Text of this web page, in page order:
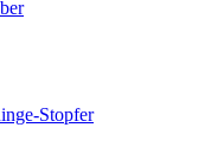
Stopfer